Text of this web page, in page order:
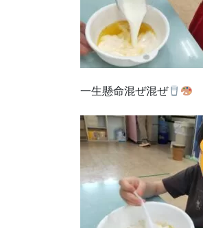
一生懸命混ぜ混ぜ